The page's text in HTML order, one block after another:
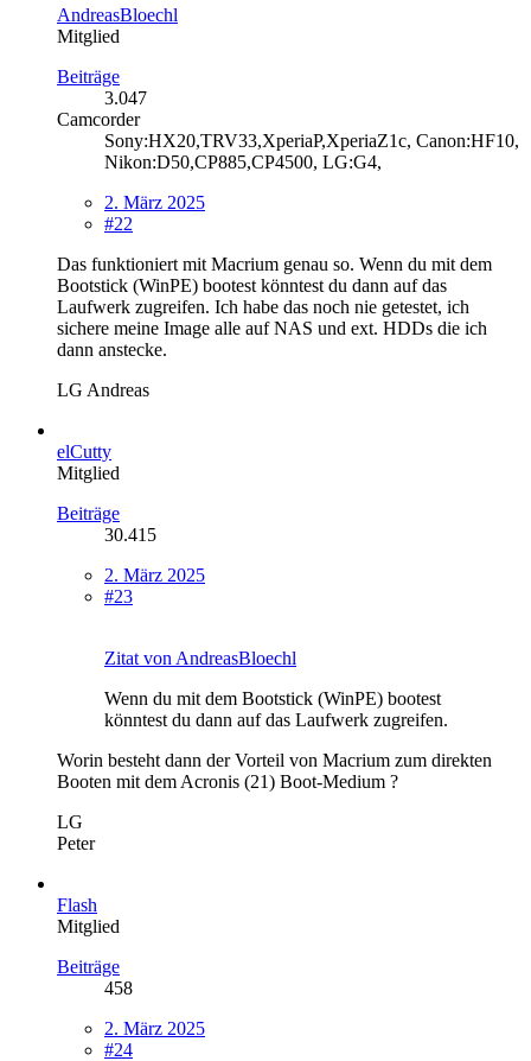
AndreasBloechl
Mitglied
Beiträge
3.047
Camcorder
Sony:HX20,TRV33,XperiaP,XperiaZ1c, Canon:HF10,
Nikon:D50,CP885,CP4500, LG:G4,
2. März 2025
#22
Das funktioniert mit Macrium genau so. Wenn du mit dem
Bootstick (WinPE) bootest könntest du dann auf das
Laufwerk zugreifen. Ich habe das noch nie getestet, ich
sichere meine Image alle auf NAS und ext. HDDs die ich
dann anstecke.
LG Andreas
elCutty
Mitglied
Beiträge
30.415
2. März 2025
#23
Zitat von AndreasBloechl
Wenn du mit dem Bootstick (WinPE) bootest
könntest du dann auf das Laufwerk zugreifen.
Worin besteht dann der Vorteil von Macrium zum direkten
Booten mit dem Acronis (21) Boot-Medium ?
LG
Peter
Flash
Mitglied
Beiträge
458
2. März 2025
#24